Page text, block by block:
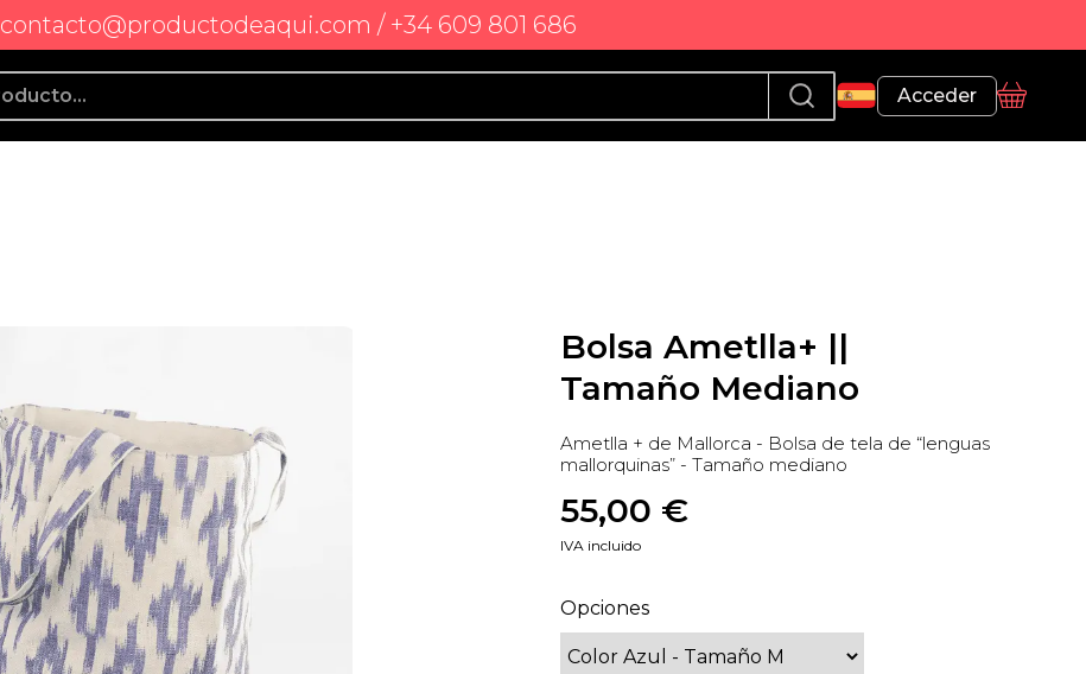
contacto@productodeaqui.com / +34 609 801 686
Acceder
Perfil
Cesta
Bolsa Ametlla+ ||
Tamaño Mediano
Ametlla + de Mallorca - Bolsa de tela de “lenguas
mallorquinas” - Tamaño mediano
55,00 €
IVA incluido
Opciones